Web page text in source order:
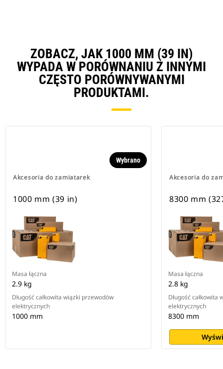
ZOBACZ, JAK 1000 MM (39 IN)
WYPADA W PORÓWNANIU Z INNYMI
CZĘSTO PORÓWNYWANYMI
PRODUKTAMI.
Akcesoria do zamiatarek
Wybrano
1000 mm (39 in)
Masa łączna
2.9 kg
Długość całkowita wiązki przewodów
elektrycznych
1000 mm
Akcesoria do
8300 mm
Masa łączna
2.8 kg
Długość całkowita
elektrycznych
8300 mm